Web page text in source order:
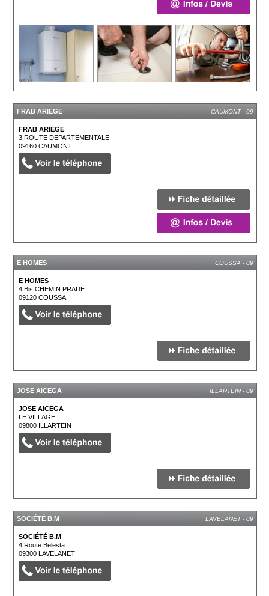
FRAB ARIEGE CAUMONT - 09
FRAB ARIEGE
3 ROUTE DEPARTEMENTALE
09160CAUMONT
E HOMES COUSSA - 09
E HOMES
4 Bis CHEMIN PRADE
09120COUSSA
JOSE AICEGA ILLARTEIN - 09
JOSE AICEGA
LE VILLAGE
09800 ILLARTEIN
SOCIÉTÉ B.M LAVELANET - 09
SOCIÉTÉ B.M
4 Route Belesta
09300LAVELANET